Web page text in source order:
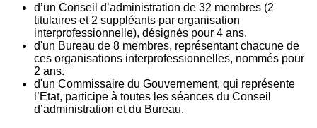
d’un Conseil d’administration de 32 membres (2
titulaires et 2 suppléants par organisation
interprofessionnelle), désignés pour 4 ans.
d'un Bureau de 8 membres, représentant chacune de
ces organisations interprofessionnelles, nommés pour
2 ans.
d'un Commissaire du Gouvernement, qui représente
l’Etat, participe à toutes les séances du Conseil
d’administration et du Bureau.